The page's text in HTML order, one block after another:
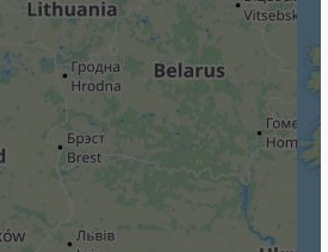
Türkei
Salomon
Scott Black Diamond